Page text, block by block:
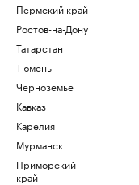
Пермский край
Ростов-на-Дону
Татарстан
Тюмень
Черноземье
Кавказ
Карелия
Мурманск
Приморский
край